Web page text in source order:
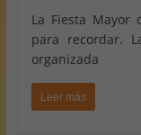
La Fiesta Mayor
para recordar.
organizada
Leer más